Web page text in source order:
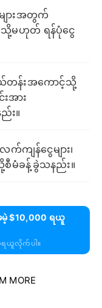
ျားအတွက်
သို့မဟုတ် ရန်ပုံငွေ
တန်းအကောင့်သို့
အား
း။
က်ကျန်ငွေများ၊
မံခန့်ခွဲသနည်း။
မဲ့ $10,000 ရယူ
ရယူလိုက်ပါ။
MORE